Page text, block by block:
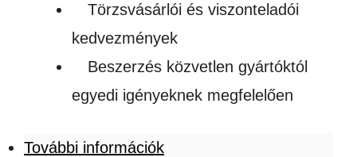
Törzsvásárlói és viszonteladói
kedvezmények
Beszerzés közvetlen gyártóktól
egyedi igényeknek megfelelően
További információk